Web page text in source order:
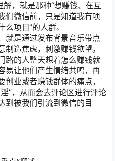
解，就是那种“想赚钱、在互
们微信前，只是知道我有项
项目”的人群。
就是通过发布背景音乐带点
造焦虑，刺激赚钱欲望。
路的人整天想着怎么赚钱就
易让他们产生情绪共鸣，再
业或者赚钱群体的痛点，
”，从而会去评论区进行评论
到被我们引流到微信的目